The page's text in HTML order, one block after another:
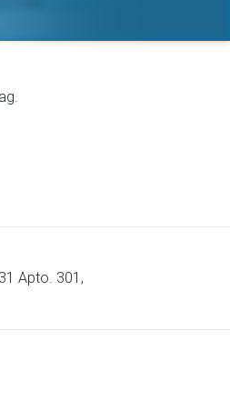
Apto. 301,